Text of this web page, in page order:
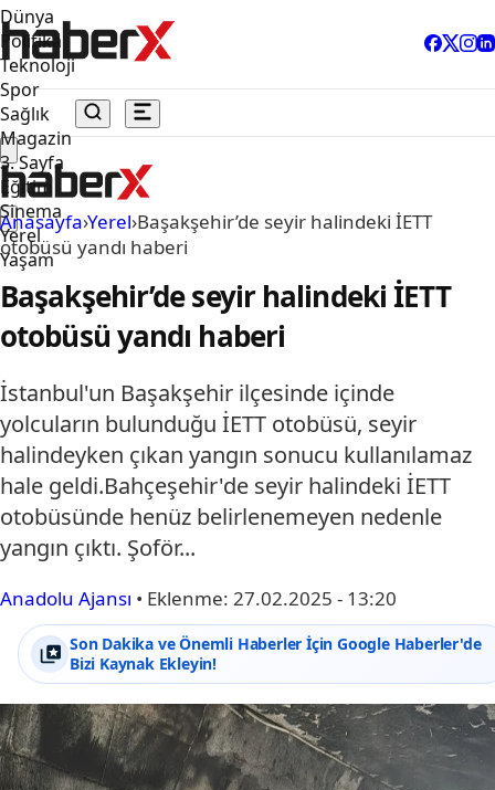
Dünya
Politika
Teknoloji
Spor
Sağlık
Magazin
3. Sayfa
Eğitim
Sinema
Yerel
Yaşam
Anasayfa›Yerel›Başakşehir’de seyir halindeki İETT
otobüsü yandı haberi
Başakşehir’de seyir halindeki İETT
otobüsü yandı haberi
İstanbul'un Başakşehir ilçesinde içinde
yolcuların bulunduğu İETT otobüsü, seyir
halindeyken çıkan yangın sonucu kullanılamaz
hale geldi.Bahçeşehir'de seyir halindeki İETT
otobüsünde henüz belirlenemeyen nedenle
yangın çıktı. Şoför...
Anadolu Ajansı • Eklenme: 27.02.2025 - 13:20
Son Dakika ve Önemli Haberler İçin Google Haberler'de
Bizi Kaynak Ekleyin!